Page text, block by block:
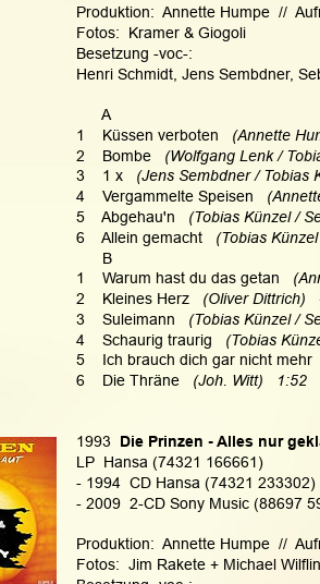
Produktion:  Annette Humpe  //
Fotos:  Kramer & Giogoli
Besetzung -voc-:
Henri Schmidt, Jens Sembdner,
      A
1    Küssen verboten
(Annette
2    Bombe
(Wolfgang Lenk /
3    1 x
(Jens Sembdner / Tobias
4    Vergammelte Speisen
5    Abgehau'n
(Tobias Künzel /
6    Allein gemacht
(Tobias
      B
1    Warum hast du das getan
2    Kleines Herz (Oliver Dittrich)
3    Suleimann
(Tobias Künzel /
4    Schaurig traurig
(Tobias
5    Ich brauch dich gar nicht mehr
6    Die Thräne
(Joh. Witt)   1:52
1993 Die Prinzen - Alles nur
LP  Hansa (74321 166661)
- 1994  CD Hansa (74321 233302)
- 2009  2-CD Sony Music (88697
Produktion:  Annette Humpe  //
Fotos:  Jim Rakete + Michael